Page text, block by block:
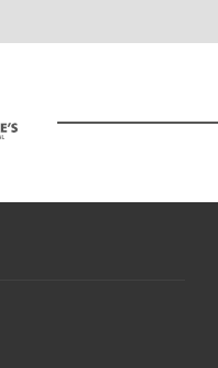
Νιάρχος στην πόλη
παράλυση,
ανάγκες και
περνά τον
του.